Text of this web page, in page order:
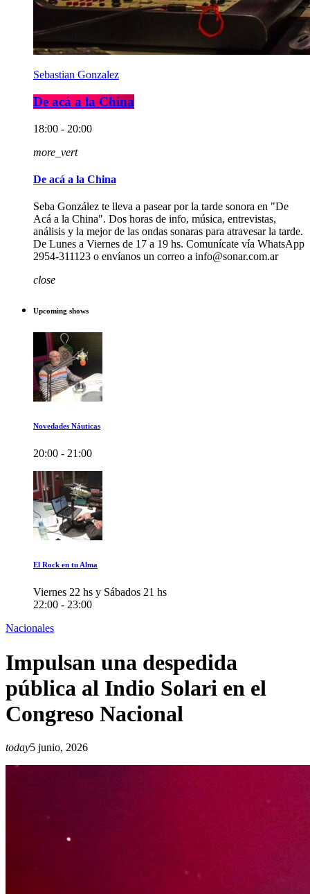
Sebastian Gonzalez
De acá a la China
18:00 - 20:00
more_vert
De acá a la China
Seba González te lleva a pasear por la tarde sonora en "De
Acá a la China". Dos horas de info, música, entrevistas,
análisis y la mejor de las ondas sonaras para atravesar la tarde.
De Lunes a Viernes de 17 a 19 hs. Comunícate vía WhatsApp
2954-311123 o envíanos un correo a info@sonar.com.ar
close
Upcoming shows
Novedades Náuticas
20:00 - 21:00
El Rock en tu Alma
Viernes 22 hs y Sábados 21 hs
22:00 - 23:00
Nacionales
Impulsan una despedida
pública al Indio Solari en el
Congreso Nacional
today5 junio, 2026